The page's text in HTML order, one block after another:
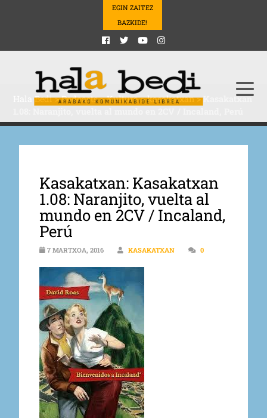
EGIN ZAITEZ
BAZKIDE!
Hala Bedi>Podcasts>Kultura>kasakatxan> Kasakatxan
Kasakatxan: Kasakatxan
1.08: Naranjito, vuelta al
mundo en 2CV / Incaland,
Perú
7 MARTXOA, 2016 KASAKATXAN 0